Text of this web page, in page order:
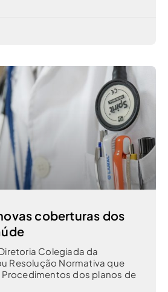
coberturas dos
Colegiada da
Resolução Normativa que
Procedimentos dos planos de